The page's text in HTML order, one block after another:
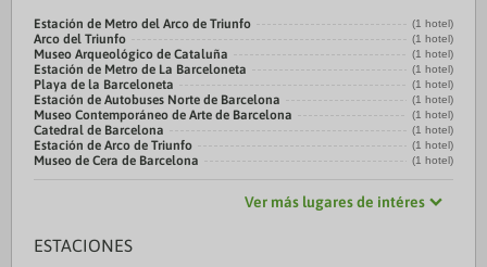
Estación de Metro del Arco de Triunfo (1 hotel)
Arco del Triunfo (1 hotel)
Museo Arqueológico de Cataluña (1 hotel)
Estación de Metro de La Barceloneta (1 hotel)
Playa de la Barceloneta (1 hotel)
Estación de Autobuses Norte de Barcelona (1 hotel)
Museo Contemporáneo de Arte de Barcelona (1 hotel)
Catedral de Barcelona (1 hotel)
Estación de Arco de Triunfo (1 hotel)
Museo de Cera de Barcelona (1 hotel)
Ver más lugares de intéres
ESTACIONES